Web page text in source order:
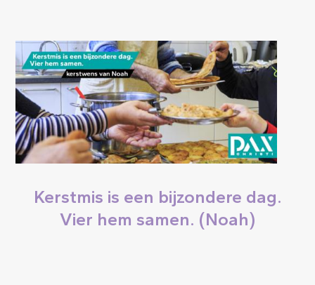
Image
Kerstmis is een bijzondere dag.
Vier hem samen. (Noah)